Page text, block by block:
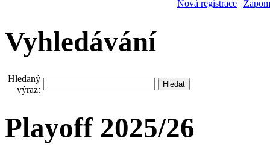
Nová registrace |
Vyhledávání
Hledaný
výraz:
Playoff 2025/26